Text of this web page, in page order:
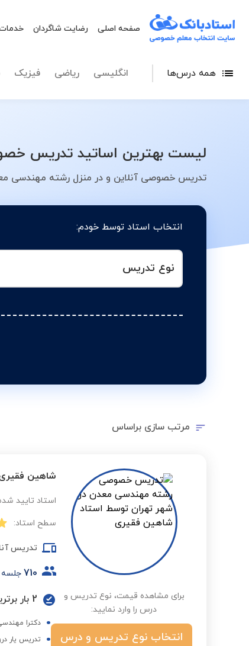
صفحه اصلی رضایت شاگردان
همه درس‌ها انگلیسی ریاضی فیزیک
لیست بهترین اساتید تدریس
تدریس خصوصی آنلاین و در منزل رشته مهندسی
انتخاب استاد توسط خودم:
نوع تدریس
مرتب سازی براساس
برای مشاهده قیمت، نوع تدریس و
درس را وارد نمایید:
انتخاب نوع تدریس و درس
شاهین
استاد تایید
سطح استاد:
تدریس
710
2 بار برترین استاد در گروه دانشگاه و کنکور ارشد در فصول مختلف
دکترا